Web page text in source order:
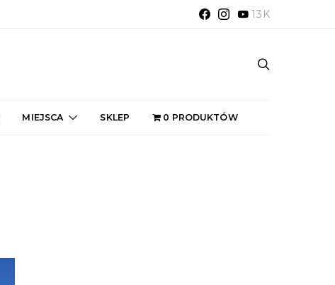
13K
MIEJSCA SKLEP 0 PRODUKTÓW